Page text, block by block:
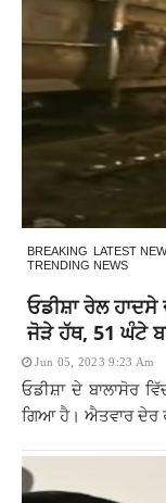
BREAKING LATEST
TRENDING NEWS
ਓਡੀਸ਼ਾ ਰੇਲ
ਜੋੜੇ ਹੱਥ, 51 ਘੰਟੇ
Jun 05, 2023 9:23 Am
ਓਡੀਸ਼ਾ ਦੇ ਬਾਲਾਸੋਰ
ਗਿਆ ਹੈ। ਐਤਵਾਰ ਦੇਰ